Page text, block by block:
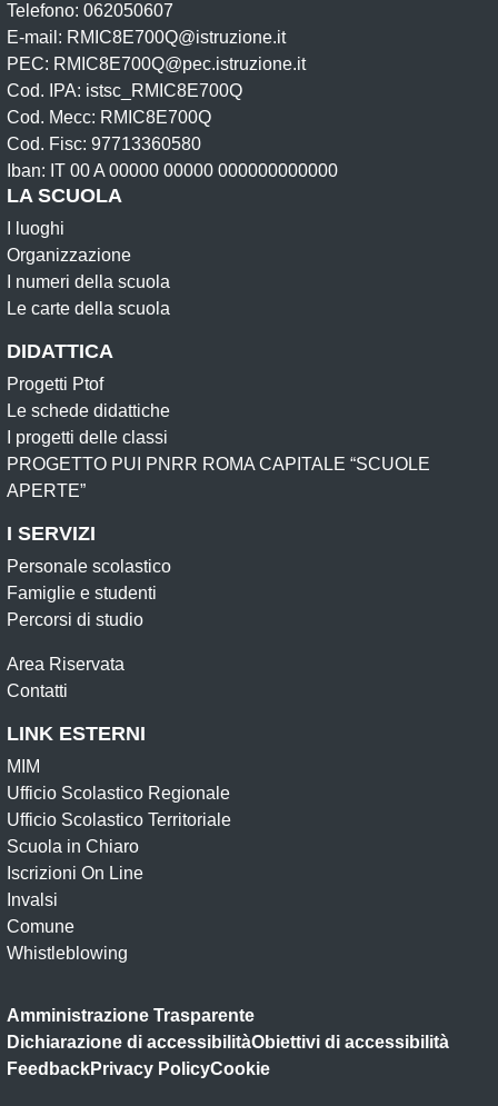
Telefono: 062050607
E-mail: RMIC8E700Q@istruzione.it
PEC: RMIC8E700Q@pec.istruzione.it
Cod. IPA: istsc_RMIC8E700Q
Cod. Mecc: RMIC8E700Q
Cod. Fisc: 97713360580
Iban: IT 00 A 00000 00000 000000000000
LA SCUOLA
I luoghi
Organizzazione
I numeri della scuola
Le carte della scuola
DIDATTICA
Progetti Ptof
Le schede didattiche
I progetti delle classi
PROGETTO PUI PNRR ROMA CAPITALE “SCUOLE
APERTE”
I SERVIZI
Personale scolastico
Famiglie e studenti
Percorsi di studio
Area Riservata
Contatti
LINK ESTERNI
MIM
Ufficio Scolastico Regionale
Ufficio Scolastico Territoriale
Scuola in Chiaro
Iscrizioni On Line
Invalsi
Comune
Whistleblowing
Amministrazione Trasparente
Dichiarazione di accessibilitàObiettivi di accessibilità
FeedbackPrivacy PolicyCookie